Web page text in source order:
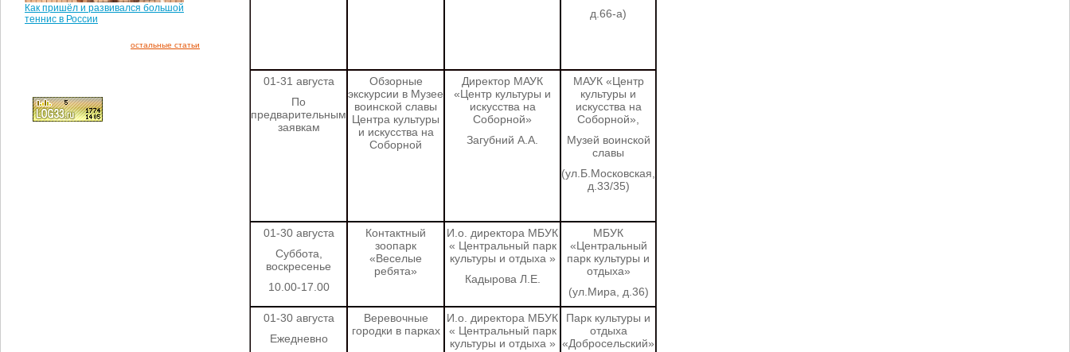
Как пришёл и развивался большой
теннис в России
остальные статьи
д.66-а)
01-31 августа
По
предварительным
заявкам
Обзорные
экскурсии в Музее
воинской славы
Центра культуры
и искусства на
Соборной
Директор МАУК
«Центр культуры и
искусства на
Соборной»
Загубний А.А.
МАУК «Центр
культуры и
искусства на
Соборной»,
Музей воинской
славы
(ул.Б.Московская,
д.33/35)
01-30 августа
Суббота,
воскресенье
10.00-17.00
Контактный
зоопарк
«Веселые
ребята»
И.о. директора МБУК
« Центральный парк
культуры и отдыха »
Кадырова Л.Е.
МБУК
«Центральный
парк культуры и
отдыха»
(ул.Мира, д.36)
01-30 августа
Ежедневно
Веревочные
городки в парках
И.о. директора МБУК
« Центральный парк
культуры и отдыха »
Парк культуры и
отдыха
«Добросельский»